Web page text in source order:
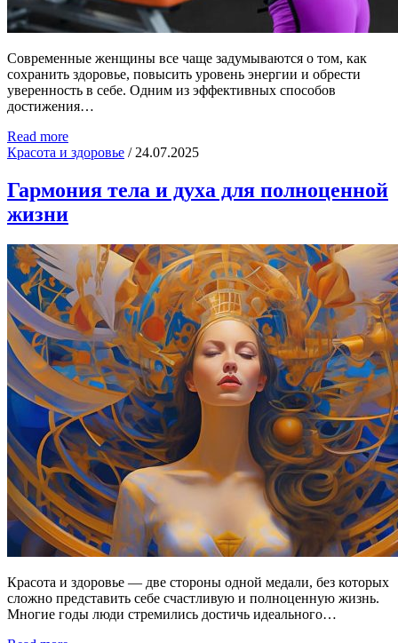
Современные женщины все чаще задумываются о том, как
сохранить здоровье, повысить уровень энергии и обрести
уверенность в себе. Одним из эффективных способов
достижения…
Read more
Красота и здоровье / 24.07.2025
Гармония тела и духа для полноценной
жизни
Красота и здоровье — две стороны одной медали, без которых
сложно представить себе счастливую и полноценную жизнь.
Многие годы люди стремились достичь идеального…